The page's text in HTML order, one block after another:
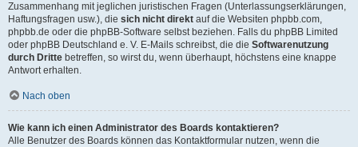
Zusammenhang mit jeglichen juristischen Fragen (Unterlassungserklärungen,
Haftungsfragen usw.), die sich nicht direkt auf die Websiten phpbb.com,
phpbb.de oder die phpBB-Software selbst beziehen. Falls du phpBB Limited
oder phpBB Deutschland e. V. E-Mails schreibst, die die Softwarenutzung
durch Dritte betreffen, so wirst du, wenn überhaupt, höchstens eine knappe
Antwort erhalten.
Nach oben
Wie kann ich einen Administrator des Boards kontaktieren?
Alle Benutzer des Boards können das Kontaktformular nutzen, wenn die